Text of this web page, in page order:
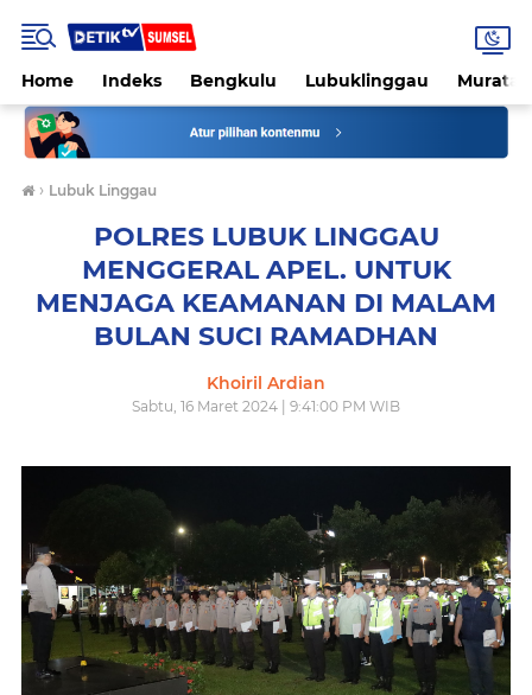
Home Indeks Bengkulu Lubuklinggau
› Lubuk Linggau
POLRES LUBUK LINGGAU
MENGGERAL APEL. UNTUK
MENJAGA KEAMANAN DI MALAM
BULAN SUCI RAMADHAN
Khoiril Ardian
Sabtu, 16 Maret 2024 | 9:41:00 PM WIB